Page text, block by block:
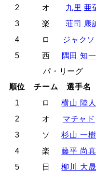
2
オ 九里 亜
3
楽 荘司 康
4
ロ ジャクソ
5
西 隅田 知
パ・リーグ
順位
チーム 選手名
1
ロ 横山 陸人
2
オ マチャド
3
ソ 杉山 一樹
4
楽 藤平 尚真
5
日 柳川 大晟